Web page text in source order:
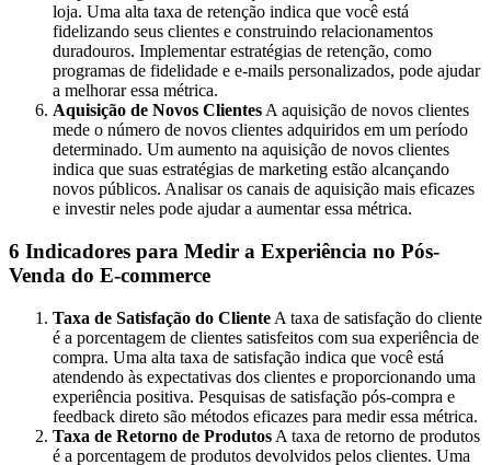
loja. Uma alta taxa de retenção indica que você está
fidelizando seus clientes e construindo relacionamentos
duradouros. Implementar estratégias de retenção, como
programas de fidelidade e e-mails personalizados, pode ajudar
a melhorar essa métrica.
Aquisição de Novos Clientes A aquisição de novos clientes
mede o número de novos clientes adquiridos em um período
determinado. Um aumento na aquisição de novos clientes
indica que suas estratégias de marketing estão alcançando
novos públicos. Analisar os canais de aquisição mais eficazes
e investir neles pode ajudar a aumentar essa métrica.
6 Indicadores para Medir a Experiência no Pós-
Venda do E-commerce
Taxa de Satisfação do Cliente A taxa de satisfação do cliente
é a porcentagem de clientes satisfeitos com sua experiência de
compra. Uma alta taxa de satisfação indica que você está
atendendo às expectativas dos clientes e proporcionando uma
experiência positiva. Pesquisas de satisfação pós-compra e
feedback direto são métodos eficazes para medir essa métrica.
Taxa de Retorno de Produtos A taxa de retorno de produtos
é a porcentagem de produtos devolvidos pelos clientes. Uma